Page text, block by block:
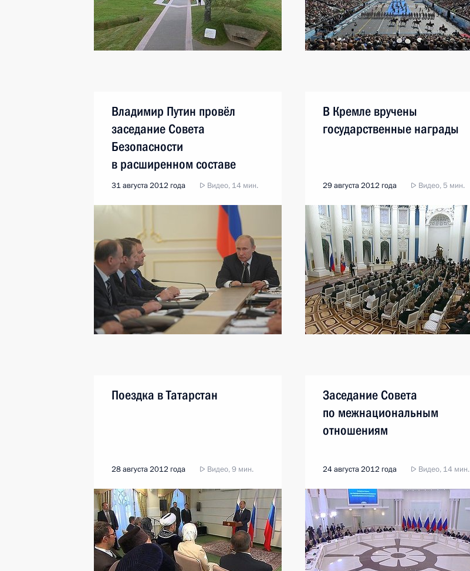
Владимир Путин провёл
заседание Совета
Безопасности
в расширенном составе
31 августа 2012 года Видео, 14 мин.
В Кремле вручены
государственные награды
29 августа 2012 года Видео, 5 мин.
Поездка в Татарстан
28 августа 2012 года Видео, 9 мин.
Заседание Совета
по межнациональным
отношениям
24 августа 2012 года Видео, 14 мин.